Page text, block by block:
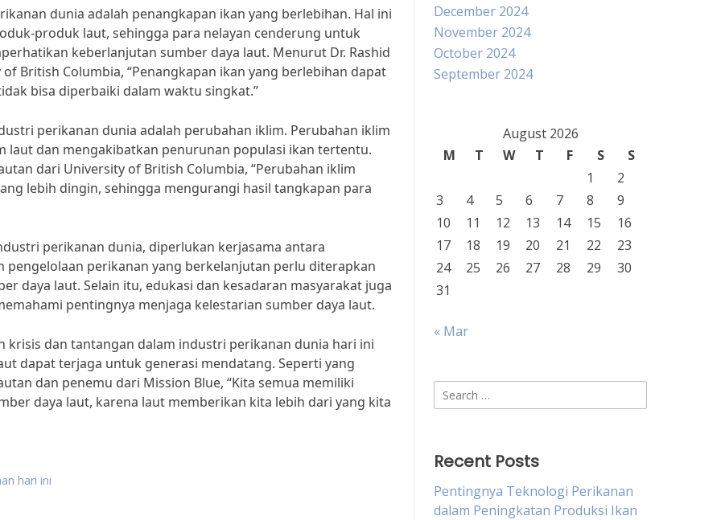
dunia adalah penangkapan ikan yang berlebihan. Hal ini
produk laut, sehingga para nelayan cenderung untuk
keberlanjutan sumber daya laut. Menurut Dr. Rashid
British Columbia, “Penangkapan ikan yang berlebihan dapat
bisa diperbaiki dalam waktu singkat.”
perikanan dunia adalah perubahan iklim. Perubahan iklim
laut dan mengakibatkan penurunan populasi ikan tertentu.
dari University of British Columbia, “Perubahan iklim
lebih dingin, sehingga mengurangi hasil tangkapan para
perikanan dunia, diperlukan kerjasama antara
perikanan yang berkelanjutan perlu diterapkan
daya laut. Selain itu, edukasi dan kesadaran masyarakat juga
pentingnya menjaga kelestarian sumber daya laut.
krisis dan tantangan dalam industri perikanan dunia hari ini
dapat terjaga untuk generasi mendatang. Seperti yang
dan penemu dari Mission Blue, “Kita semua memiliki
daya laut, karena laut memberikan kita lebih dari yang kita
hari ini
December 2024
November 2024
October 2024
September 2024
August 2026
M
T W T F S
S
1
2
3
4 5 6 7 8
9
10
11 12 13 14 15
16
17
18 19 20 21 22
23
24
25 26 27 28 29
30
31
« Mar
Search
for:
Recent Posts
Pentingnya Teknologi Perikanan
dalam Peningkatan Produksi Ikan